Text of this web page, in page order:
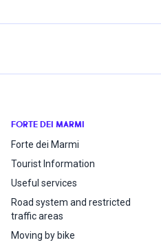
FORTE DEI MARMI
Forte dei Marmi
Tourist Information
Useful services
Road system and restricted
traffic areas
Moving by bike